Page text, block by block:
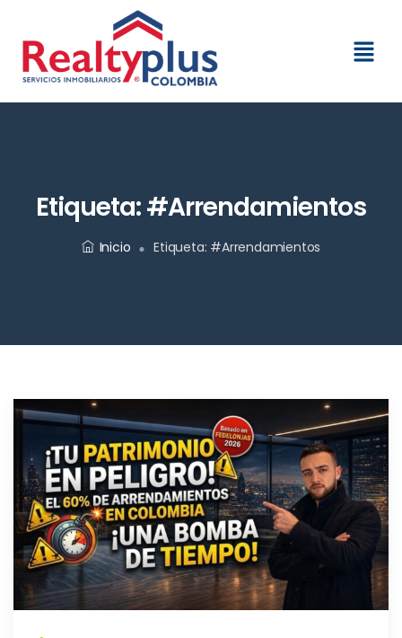
Etiqueta:#Arrendamientos
Inicio Etiqueta: #Arrendamientos